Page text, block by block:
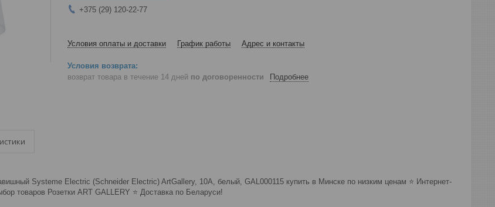
+375 (29) 120-22-77
Условия оплаты и доставки График работы Адрес и контакты
возврат товара в течение 14 дней по договоренности Подробнее
Systeme Electric (Schneider Electric) ArtGallery, 10А, белый, GAL000115 купить в Минске по низким ценам ⭐️ Интернет-
товаров Розетки ART GALLERY ⭐️ Доставка по Беларуси!